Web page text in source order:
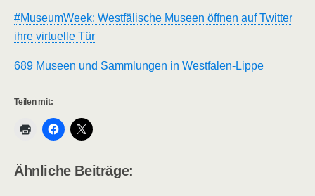
#MuseumWeek: Westfälische Museen öffnen auf Twitter
ihre virtuelle Tür
689 Museen und Sammlungen in Westfalen-Lippe
Teilen mit:
Ähnliche Beiträge: